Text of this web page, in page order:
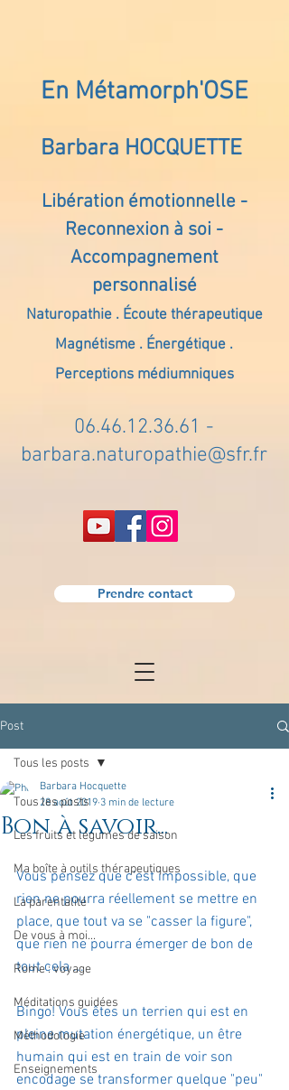
En Métamorph'OSE
Barbara HOCQUETTE
Libération émotionnelle -
Reconnexion à soi -
Accompagnement
personnalisé
Naturopathie . Écoute thérapeutique
Magnétisme . Énergétique .
Perceptions médiumniques
06.46.12.36.61 -
barbara.naturopathie@sfr.fr
Prendre contact
Post
Tous les posts
Les fruits et légumes de saison
Ma boîte à outils thérapeutiques
La parentalité
De vous à moi...
Rome : voyage
Méditations guidées
Méthodologie
Enseignements
Tous les posts
Bon à savoir...
Barbara Hocquette
28 août 2019 3 min de lecture
Vous pensez que c'est impossible, que
rien ne pourra réellement se mettre en
place, que tout va se "casser la figure",
que rien ne pourra émerger de bon de
tout cela ...
Bingo! Vous êtes un terrien qui est en
pleine mutation énergétique, un être
humain qui est en train de voir son
encodage se transformer quelque "peu"